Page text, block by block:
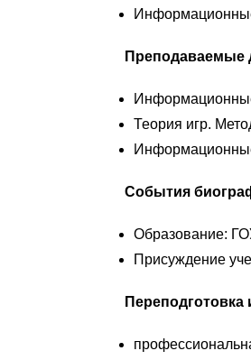
Преподаваемые
Теория игр.
События
Образование:
Присуждение